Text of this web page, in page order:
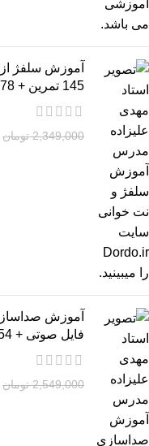
145 تمرین + 78 صفحه جزوه)
2,349,000 تومان
فایل صوتی + 54 صفحه جزوه}
2,549,000 تومان